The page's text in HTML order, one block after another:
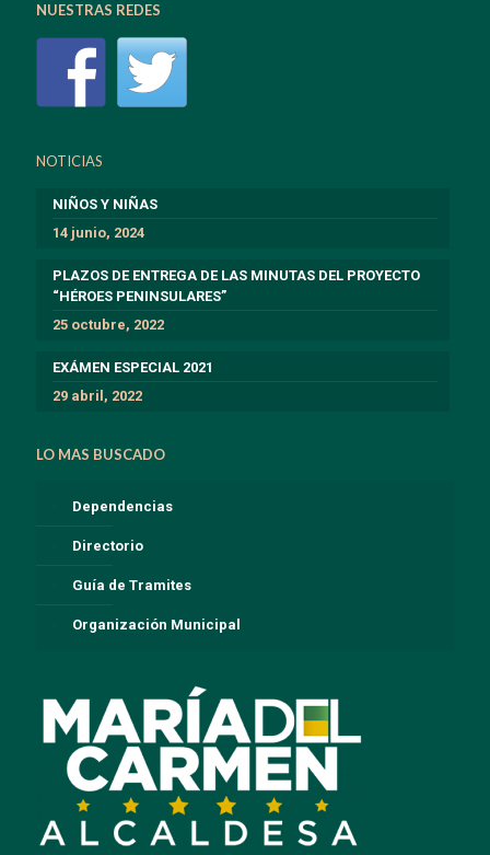
NUESTRAS REDES
NOTICIAS
NIÑOS Y NIÑAS
14 junio, 2024
PLAZOS DE ENTREGA DE LAS MINUTAS DEL PROYECTO
“HÉROES PENINSULARES”
25 octubre, 2022
EXÁMEN ESPECIAL 2021
29 abril, 2022
LO MAS BUSCADO
Dependencias
Directorio
Guía de Tramites
Organización Municipal